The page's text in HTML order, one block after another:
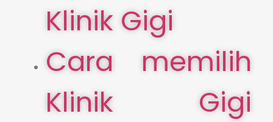
Klinik Gigi
Cara memilih
Klinik Gigi